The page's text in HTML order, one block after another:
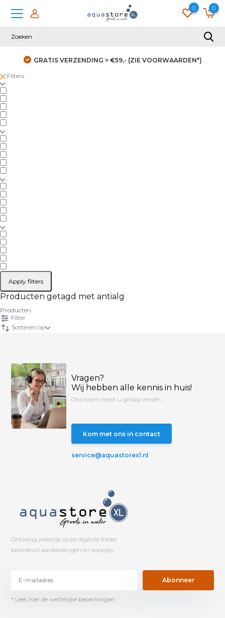
0 0
GRATIS VERZENDING > €59,- (ZIE VOORWAARDEN*)
Filters
Apply filters
Producten getagd met antialg
Producten
Filter
Sorteren op
Vragen?
Wij hebben alle kennis in huis!
Ons team helpt u graag verder...
Kom met ons in contact
service@aquastorexl.nl
Ontvang wekelijk onze digitale folder
boordevol aanbiedingen en koopjes.
Abonneer
* Lees hier de wettelijke beperkingen